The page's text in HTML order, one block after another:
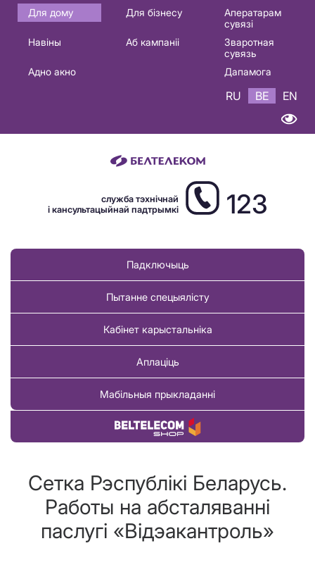
Основная
навигация
Для дому Для бізнесу
Аператарам
сувязі
Навіны
Аб кампаніі
Зваротная
сувязь
Адно акно
Дапамога
RU BE EN
служба тэхнічнай
і кансультацыйнай падтрымкі
123
Падключыць
Пытанне спецыялісту
Кабінет карыстальніка
Аплаціць
Мабільныя прыкладанні
Купіць тавар
Сетка Рэспублiкi Беларусь.
Работы на абсталяваннi
паслугi «Вiдэакантроль»